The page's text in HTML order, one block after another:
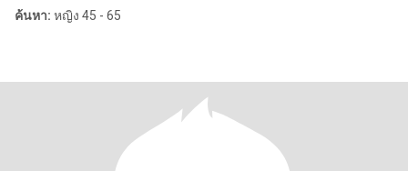
ค้นหา: หญิง 45 - 65